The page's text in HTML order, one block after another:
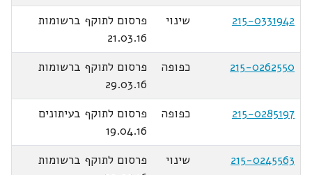
215-0331942
שינוי
פרסום לתוקף ברשומות
21.03.16
215-0262550
כפופה
פרסום לתוקף ברשומות
29.03.16
215-0285197
כפופה
פרסום לתוקף בעיתונים
19.04.16
215-0245563
שינוי
פרסום לתוקף ברשומות